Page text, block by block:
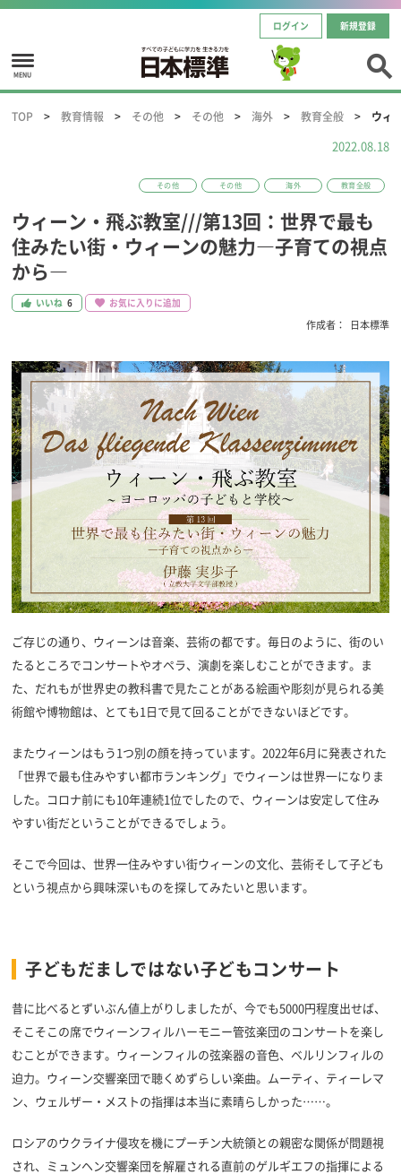
ログイン 新規登録
MENU
TOP 教育情報 その他 その他 海外 教育全般 ウィ
ウィーン・飛ぶ教室///第13回：世界で最も
住みたい街・ウィーンの魅力―子育ての視点
から―
その他 その他 海外 教育全般
2022.08.18
いいね 6 お気に入りに追加
作成者： 日本標準
ご存じの通り、ウィーンは音楽、芸術の都です。毎日のように、街のい
たるところでコンサートやオペラ、演劇を楽しむことができます。ま
た、だれもが世界史の教科書で見たことがある絵画や彫刻が見られる美
術館や博物館は、とても1日で見て回ることができないほどです。
またウィーンはもう1つ別の顔を持っています。2022年6月に発表された
「世界で最も住みやすい都市ランキング」でウィーンは世界一になりま
した。コロナ前にも10年連続1位でしたので、ウィーンは安定して住み
やすい街だということができるでしょう。
そこで今回は、世界一住みやすい街ウィーンの文化、芸術そして子ども
という視点から興味深いものを探してみたいと思います。
子どもだましではない子どもコンサート
昔に比べるとずいぶん値上がりしましたが、今でも5000円程度出せば、
そこそこの席でウィーンフィルハーモニー管弦楽団のコンサートを楽し
むことができます。ウィーンフィルの弦楽器の音色、ベルリンフィルの
迫力。ウィーン交響楽団で聴くめずらしい楽曲。ムーティ、ティーレマ
ン、ウェルザー・メストの指揮は本当に素晴らしかった……。
ロシアのウクライナ侵攻を機にプーチン大統領との親密な関係が問題視
され、ミュンヘン交響楽団を解雇される直前のゲルギエフの指揮による